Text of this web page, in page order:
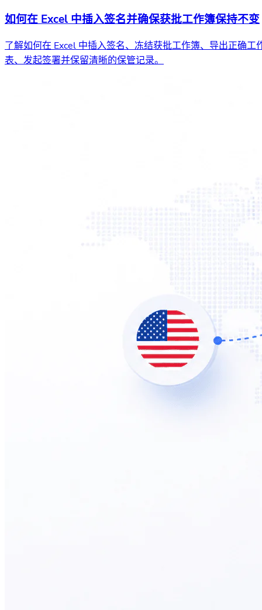
如何在 Excel 中插入签名并确保获批工作簿保持不变
了解如何在 Excel 中插入签名、冻结获批工作簿、导出正确工
表、发起签署并保留清晰的保管记录。